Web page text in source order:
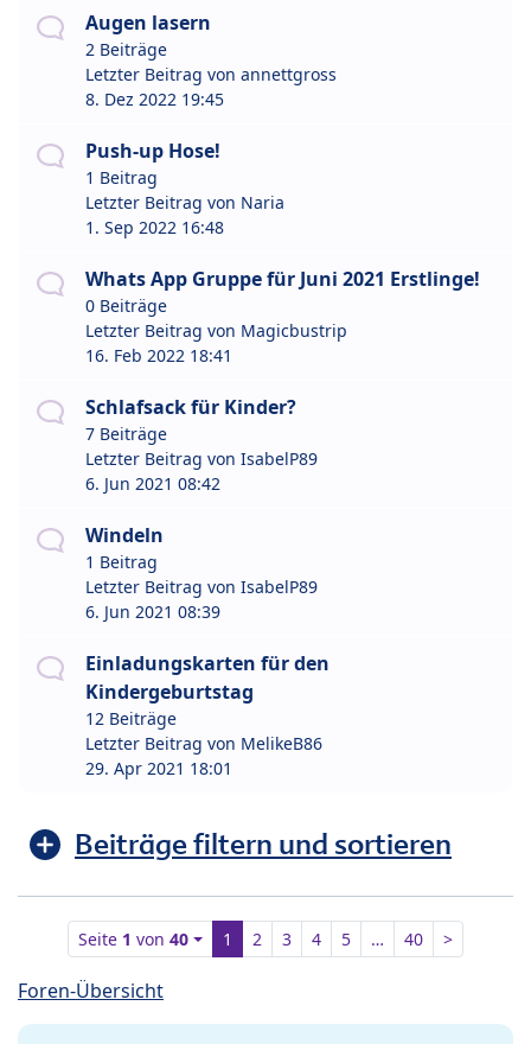
Augen lasern
2 Beiträge
Letzter Beitrag von annettgross
8. Dez 2022 19:45
Push-up Hose!
1 Beitrag
Letzter Beitrag von Naria
1. Sep 2022 16:48
Whats App Gruppe für Juni 2021 Erstlinge!
0 Beiträge
Letzter Beitrag von Magicbustrip
16. Feb 2022 18:41
Schlafsack für Kinder?
7 Beiträge
Letzter Beitrag von IsabelP89
6. Jun 2021 08:42
Windeln
1 Beitrag
Letzter Beitrag von IsabelP89
6. Jun 2021 08:39
Einladungskarten für den
Kindergeburtstag
12 Beiträge
Letzter Beitrag von MelikeB86
29. Apr 2021 18:01
Beiträge filtern und sortieren
Seite 1 von40 1 2 3 4 5 … 40 >
Foren-Übersicht